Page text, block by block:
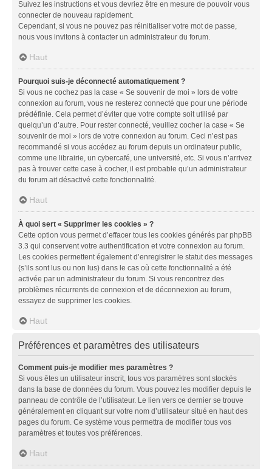
Suivez les instructions et vous devriez être en mesure de pouvoir vous
connecter de nouveau rapidement.
Cependant, si vous ne pouvez pas réinitialiser votre mot de passe,
nous vous invitons à contacter un administrateur du forum.
Haut
Pourquoi suis-je déconnecté automatiquement ?
Si vous ne cochez pas la case « Se souvenir de moi » lors de votre
connexion au forum, vous ne resterez connecté que pour une période
prédéfinie. Cela permet d’éviter que votre compte soit utilisé par
quelqu’un d’autre. Pour rester connecté, veuillez cocher la case « Se
souvenir de moi » lors de votre connexion au forum. Ceci n’est pas
recommandé si vous accédez au forum depuis un ordinateur public,
comme une librairie, un cybercafé, une université, etc. Si vous n’arrivez
pas à trouver cette case à cocher, il est probable qu’un administrateur
du forum ait désactivé cette fonctionnalité.
Haut
À quoi sert « Supprimer les cookies » ?
Cette option vous permet d’effacer tous les cookies générés par phpBB
3.3 qui conservent votre authentification et votre connexion au forum.
Les cookies permettent également d’enregistrer le statut des messages
(s’ils sont lus ou non lus) dans le cas où cette fonctionnalité a été
activée par un administrateur du forum. Si vous rencontrez des
problèmes récurrents de connexion et de déconnexion au forum,
essayez de supprimer les cookies.
Haut
Préférences et paramètres des utilisateurs
Comment puis-je modifier mes paramètres ?
Si vous êtes un utilisateur inscrit, tous vos paramètres sont stockés
dans la base de données du forum. Vous pouvez les modifier depuis le
panneau de contrôle de l’utilisateur. Le lien vers ce dernier se trouve
généralement en cliquant sur votre nom d’utilisateur situé en haut des
pages du forum. Ce système vous permettra de modifier tous vos
paramètres et toutes vos préférences.
Haut